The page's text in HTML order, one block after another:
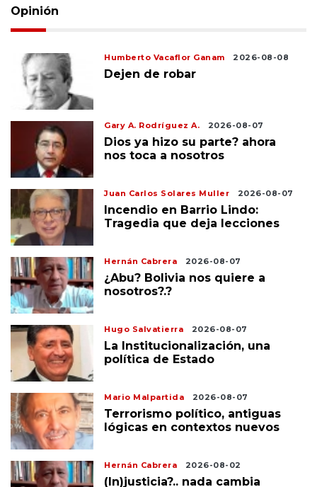
Opinión
Humberto Vacaflor Ganam 2026-08-08
Dejen de robar
Gary A. Rodríguez A. 2026-08-07
Dios ya hizo su parte? ahora
nos toca a nosotros
Juan Carlos Solares Muller 2026-08-07
Incendio en Barrio Lindo:
Tragedia que deja lecciones
Hernán Cabrera 2026-08-07
¿Abu? Bolivia nos quiere a
nosotros?.?
Hugo Salvatierra 2026-08-07
La Institucionalización, una
política de Estado
Mario Malpartida 2026-08-07
Terrorismo político, antiguas
lógicas en contextos nuevos
Hernán Cabrera 2026-08-02
(In)justicia?.. nada cambia